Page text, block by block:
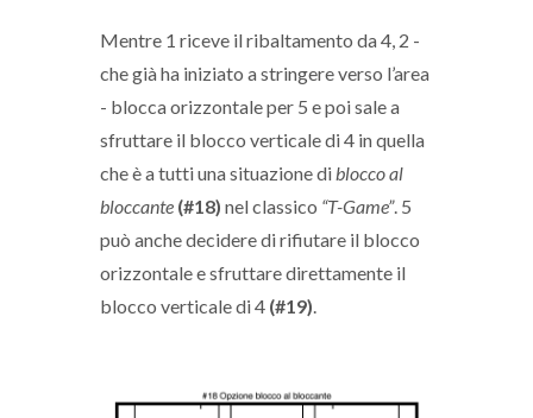
Mentre 1 riceve il ribaltamento da 4, 2 -
che già ha iniziato a stringere verso l’area
- blocca orizzontale per 5 e poi sale a
sfruttare il blocco verticale di 4 in quella
che è a tutti una situazione diblocco al
bloccante (#18) nel classico “T-Game”. 5
può anche decidere di rifiutare il blocco
orizzontale e sfruttare direttamente il
blocco verticale di 4 (#19).